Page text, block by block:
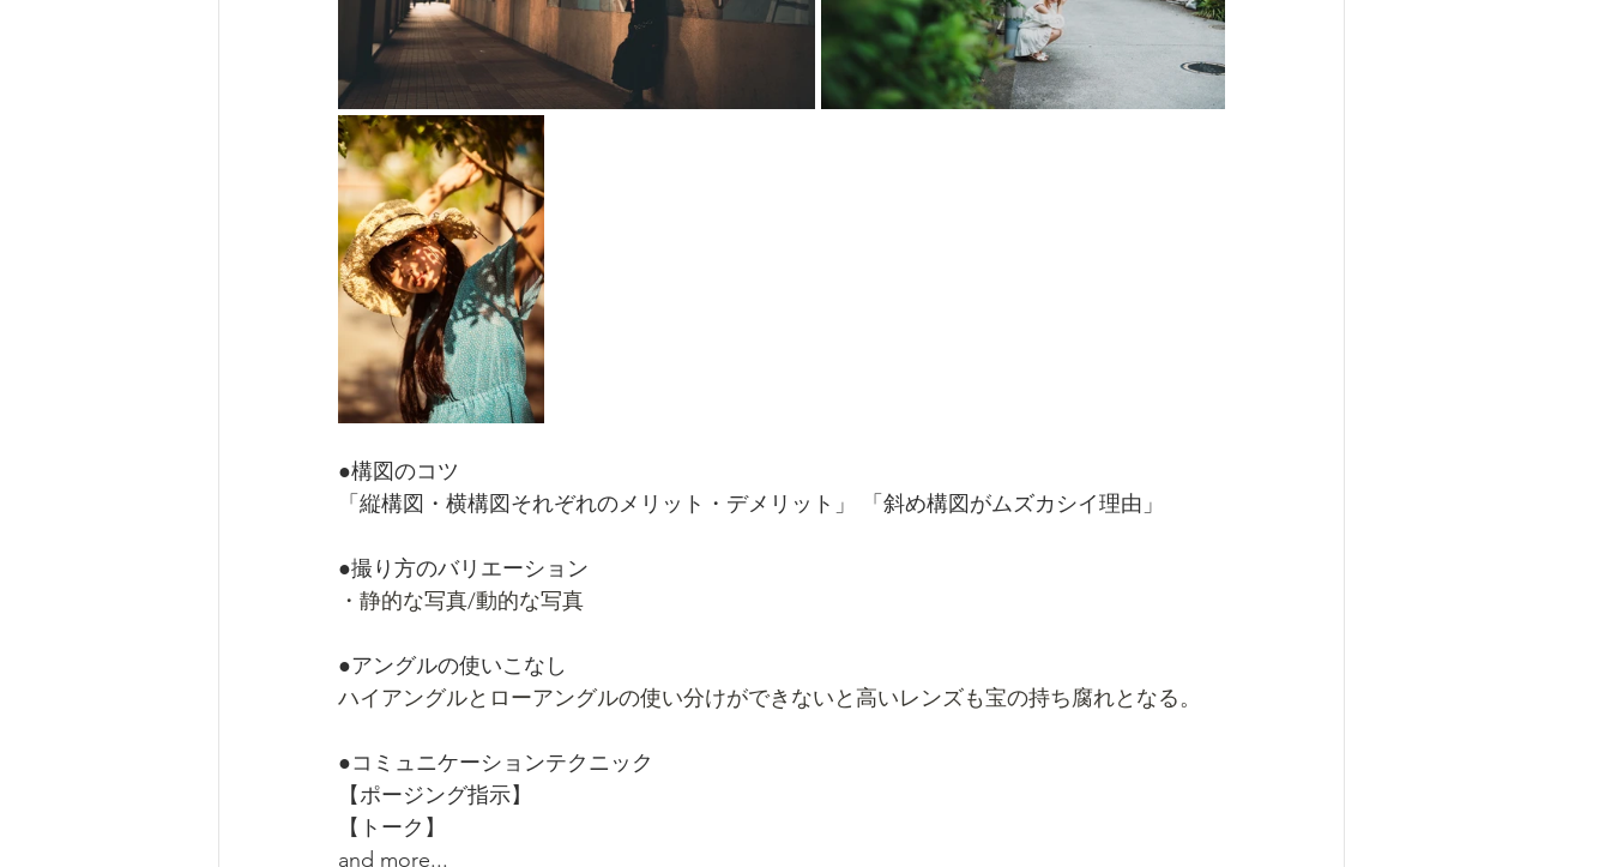
●構図のコツ
「縦構図・横構図それぞれのメリット・デメリット」 「斜め構図がムズカシイ理由」
●撮り方のバリエーション
・静的な写真/動的な写真
●アングルの使いこなし
ハイアングルとローアングルの使い分けができないと高いレンズも宝の持ち腐れとなる。
●コミュニケーションテクニック
【ポージング指示】
【トーク】
and more...